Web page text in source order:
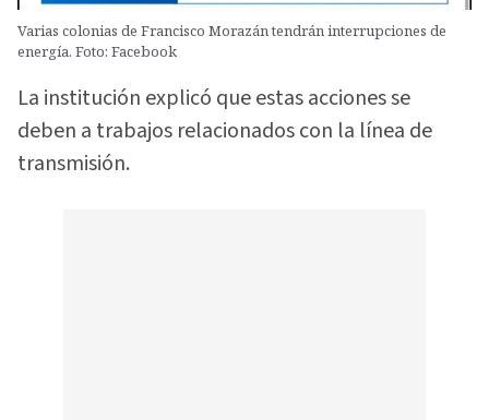
Varias colonias de Francisco Morazán tendrán interrupciones de
energía. Foto: Facebook
La institución explicó que estas acciones se
deben a trabajos relacionados con la línea de
transmisión.